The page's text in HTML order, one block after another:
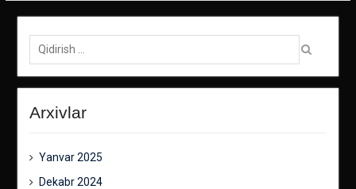
Qidirish:
Arxivlar
Yanvar 2025
Dekabr 2024